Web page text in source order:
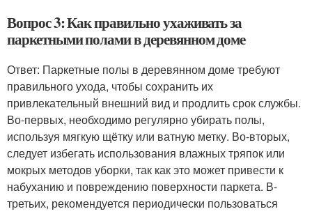
Вопрос 3: Как правильно ухаживать за
паркетными полами в деревянном доме
Ответ: Паркетные полы в деревянном доме требуют
правильного ухода, чтобы сохранить их
привлекательный внешний вид и продлить срок службы.
Во-первых, необходимо регулярно убирать полы,
используя мягкую щётку или ватную метку. Во-вторых,
следует избегать использования влажных тряпок или
мокрых методов уборки, так как это может привести к
набуханию и повреждению поверхности паркета. В-
третьих, рекомендуется периодически пользоваться